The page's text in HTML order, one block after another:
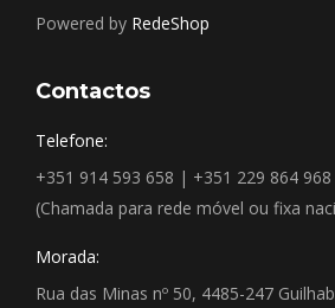
Powered by RedeShop
Contactos
Telefone:
+351 914 593 658 | +351 229 864 968
(Chamada para rede móvel ou fixa
Morada:
Rua das Minas nº 50, 4485-247